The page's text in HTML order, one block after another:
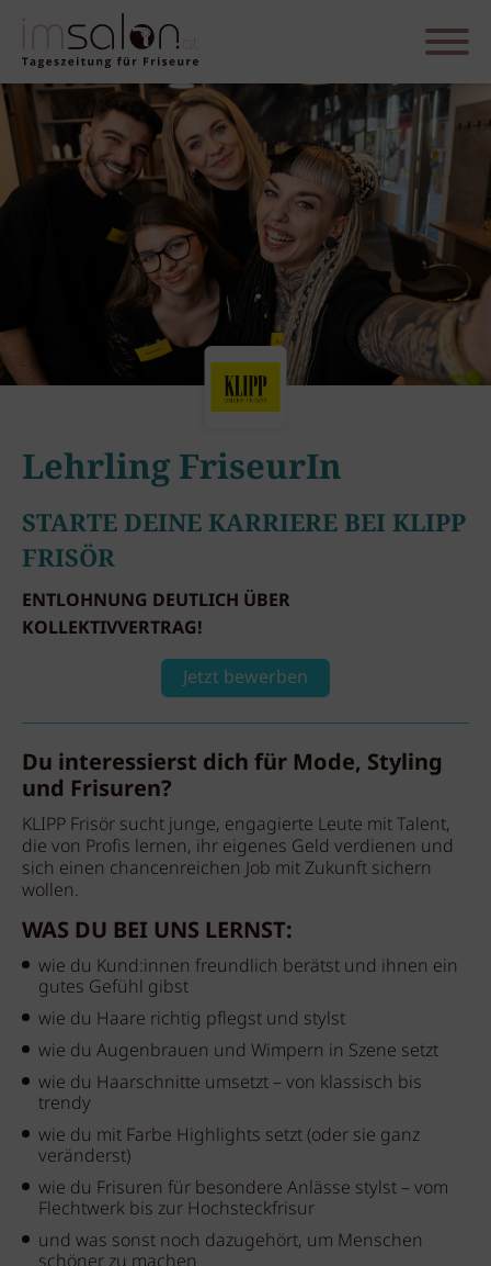
Lehrling FriseurIn
STARTE DEINE KARRIERE BEI KLIPP
FRISÖR
ENTLOHNUNG DEUTLICH ÜBER
KOLLEKTIVVERTRAG!
Jetzt bewerben
Du interessierst dich für Mode, Styling
und Frisuren?
KLIPP Frisör sucht junge, engagierte Leute mit Talent,
die von Profis lernen, ihr eigenes Geld verdienen und
sich einen chancenreichen Job mit Zukunft sichern
wollen.
WAS DU BEI UNS LERNST:
wie du Kund:innen freundlich berätst und ihnen ein
gutes Gefühl gibst
wie du Haare richtig pflegst und stylst
wie du Augenbrauen und Wimpern in Szene setzt
wie du Haarschnitte umsetzt – von klassisch bis
trendy
wie du mit Farbe Highlights setzt (oder sie ganz
veränderst)
wie du Frisuren für besondere Anlässe stylst – vom
Flechtwerk bis zur Hochsteckfrisur
und was sonst noch dazugehört, um Menschen